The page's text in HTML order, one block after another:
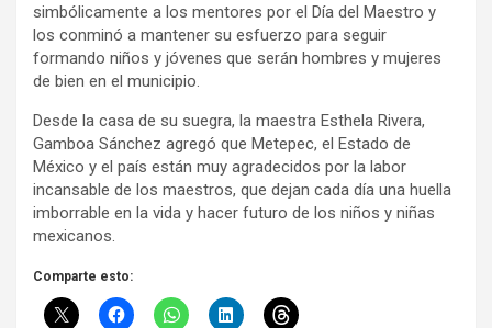
simbólicamente a los mentores por el Día del Maestro y
los conminó a mantener su esfuerzo para seguir
formando niños y jóvenes que serán hombres y mujeres
de bien en el municipio.
Desde la casa de su suegra, la maestra Esthela Rivera,
Gamboa Sánchez agregó que Metepec, el Estado de
México y el país están muy agradecidos por la labor
incansable de los maestros, que dejan cada día una huella
imborrable en la vida y hacer futuro de los niños y niñas
mexicanos.
Comparte esto: